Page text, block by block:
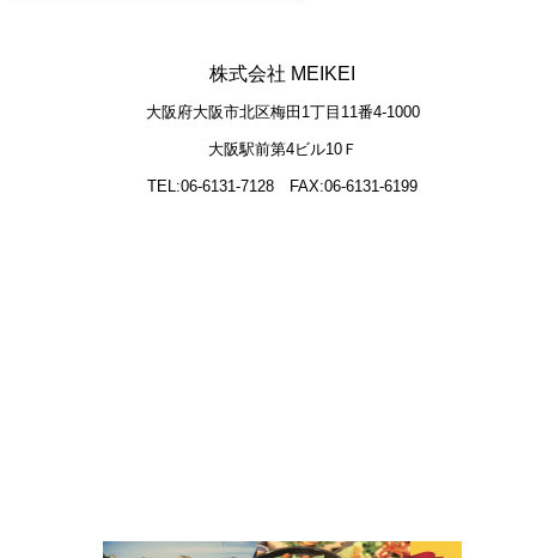
株式会社 MEIKEI
大阪府大阪市北区梅田1丁目11番4-1000
大阪駅前第4ビル10Ｆ
TEL:06-6131-7128 FAX:06-6131-6199